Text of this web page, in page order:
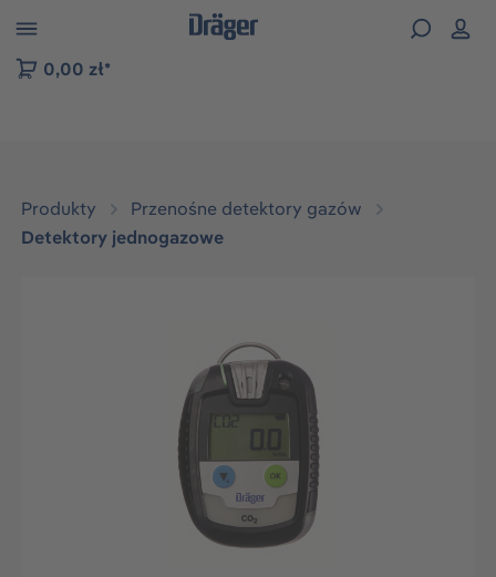
do nawigacji na platformie B2B
0,00 zł*
Produkty
Przenośne detektory gazów
Detektory jednogazowe